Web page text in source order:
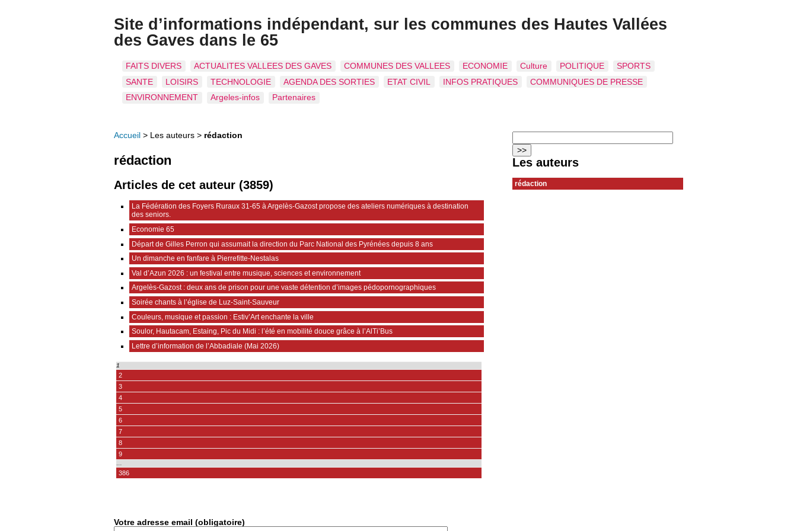
Site d’informations indépendant, sur les communes des Hautes Vallées
des Gaves dans le 65
FAITS DIVERS ACTUALITES VALLEES DES GAVES COMMUNES DES VALLEES ECONOMIE Culture POLITIQUE
SPORTS
SANTE
LOISIRS TECHNOLOGIE AGENDA DES SORTIES ETAT CIVIL INFOS PRATIQUES
COMMUNIQUES DE PRESSE
ENVIRONNEMENT
Argeles-infos Partenaires
Accueil > Les auteurs > rédaction
rédaction
Articles de cet auteur (3859)
La Fédération des Foyers Ruraux 31-65 à Argelès-Gazost propose des ateliers numériques à destination
des seniors.
Economie 65
Départ de Gilles Perron qui assumait la direction du Parc National des Pyrénées depuis 8 ans
Un dimanche en fanfare à Pierrefitte-Nestalas
Val d’Azun 2026 : un festival entre musique, sciences et environnement
Argelès-Gazost : deux ans de prison pour une vaste détention d’images pédopornographiques
Soirée chants à l’église de Luz-Saint-Sauveur
Couleurs, musique et passion : Estiv’Art enchante la ville
Soulor, Hautacam, Estaing, Pic du Midi : l’été en mobilité douce grâce à l’AlTi’Bus
Lettre d’information de l’Abbadiale (Mai 2026)
1
2
3
4
5
6
7
8
9
386
Votre adresse email (obligatoire)
Les auteurs
rédaction